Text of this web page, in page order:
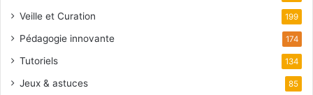
Veille et Curation 199
Pédagogie innovante 174
Tutoriels 134
Jeux & astuces 85